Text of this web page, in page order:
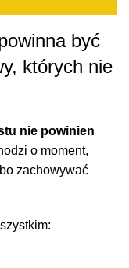
być
których nie
nie powinien
o moment,
zachowywać